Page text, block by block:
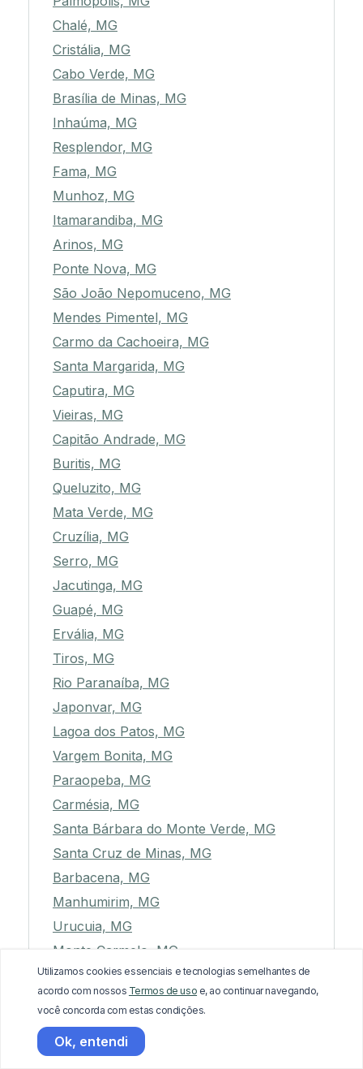
Chalé, MG
Cristália, MG
Cabo Verde, MG
Brasília de Minas, MG
Inhaúma, MG
Resplendor, MG
Fama, MG
Munhoz, MG
Itamarandiba, MG
Arinos, MG
Ponte Nova, MG
São João Nepomuceno, MG
Mendes Pimentel, MG
Carmo da Cachoeira, MG
Santa Margarida, MG
Caputira, MG
Vieiras, MG
Capitão Andrade, MG
Buritis, MG
Queluzito, MG
Mata Verde, MG
Cruzília, MG
Serro, MG
Jacutinga, MG
Guapé, MG
Ervália, MG
Tiros, MG
Rio Paranaíba, MG
Japonvar, MG
Lagoa dos Patos, MG
Vargem Bonita, MG
Paraopeba, MG
Carmésia, MG
Santa Bárbara do Monte Verde, MG
Santa Cruz de Minas, MG
Barbacena, MG
Manhumirim, MG
Urucuia, MG
Monte Carmelo, MG
Lagamar, MG
Malacacheta, MG
Itaobim, MG
Catuji, MG
Utilizamos cookies essenciais e tecnologias semelhantes de
acordo com nossos Termos de uso e, ao continuar navegando,
você concorda com estas condições.
Ok, entendi